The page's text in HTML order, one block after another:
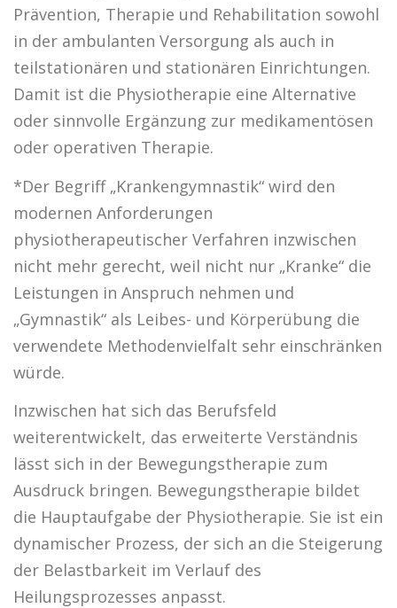
Prävention, Therapie und Rehabilitation sowohl
in der ambulanten Versorgung als auch in
teilstationären und stationären Einrichtungen.
Damit ist die Physiotherapie eine Alternative
oder sinnvolle Ergänzung zur medikamentösen
oder operativen Therapie.
*Der Begriff „Krankengymnastik“ wird den
modernen Anforderungen
physiotherapeutischer Verfahren inzwischen
nicht mehr gerecht, weil nicht nur „Kranke“ die
Leistungen in Anspruch nehmen und
„Gymnastik“ als Leibes- und Körperübung die
verwendete Methodenvielfalt sehr einschränken
würde.
Inzwischen hat sich das Berufsfeld
weiterentwickelt, das erweiterte Verständnis
lässt sich in der Bewegungstherapie zum
Ausdruck bringen. Bewegungstherapie bildet
die Hauptaufgabe der Physiotherapie. Sie ist ein
dynamischer Prozess, der sich an die Steigerung
der Belastbarkeit im Verlauf des
Heilungsprozesses anpasst.